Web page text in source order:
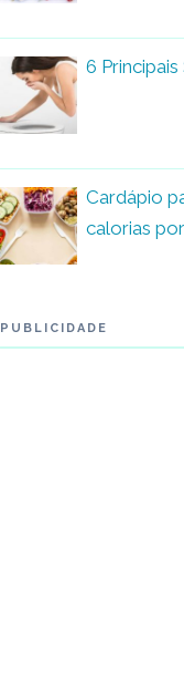
6
Cardápio
calorias
PUBLICIDADE